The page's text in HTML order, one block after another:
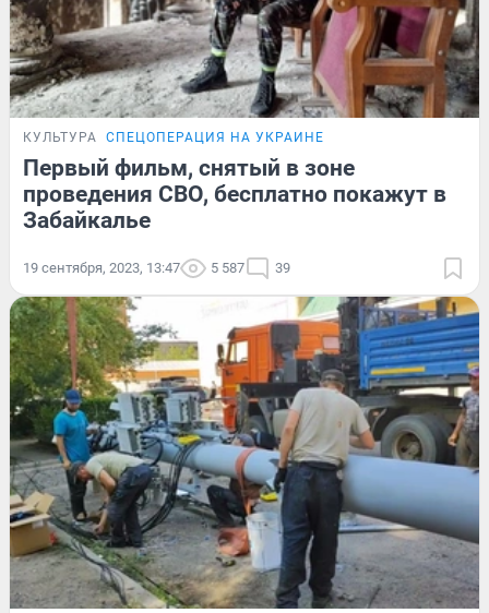
КУЛЬТУРА СПЕЦОПЕРАЦИЯ НА УКРАИНЕ
Первый фильм, снятый в зоне
проведения СВО, бесплатно покажут в
Забайкалье
19 сентября, 2023, 13:47 5 587 39